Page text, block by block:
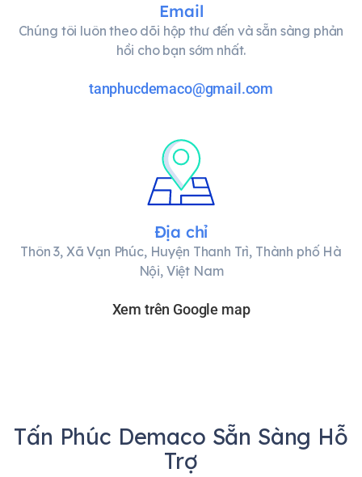
Email
Chúng tôi luôn theo dõi hộp thư đến và sẵn sàng phản
hồi cho bạn sớm nhất.
tanphucdemaco@gmail.com
Địa chỉ
Thôn 3, Xã Vạn Phúc, Huyện Thanh Trì, Thành phố Hà
Nội, Việt Nam
Xem trên Google map
Tấn Phúc Demaco Sẵn Sàng Hỗ
Trợ